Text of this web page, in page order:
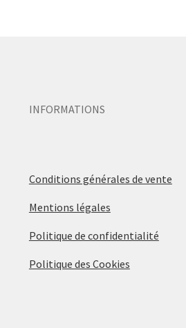
INFORMATIONS
Conditions générales de vente
Mentions légales
Politique de confidentialité
Politique des Cookies